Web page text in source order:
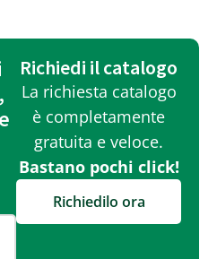
Richiedi il catalogo
La richiesta catalogo
è completamente
gratuita e veloce.
Bastano pochi click!
Richiedilo ora